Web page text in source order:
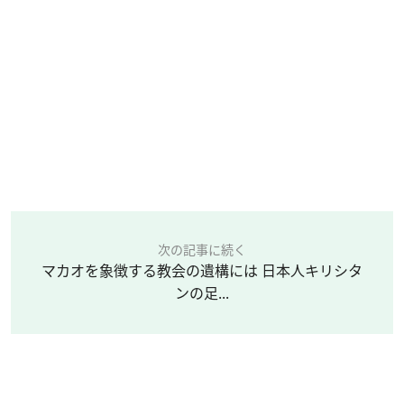
次の記事に続く
マカオを象徴する教会の遺構には 日本人キリシタ
ンの足...